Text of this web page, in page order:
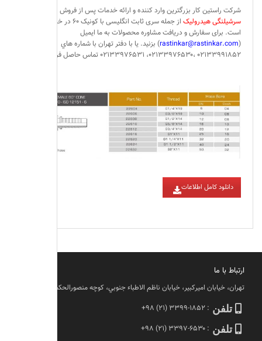
شرکت راستین کار بزرگترین وارد کننده و ارائه خدمات پس از فروش انواع
سرشیلنگی هیدرولیک
از جمله سری ثابت انگلیسی با کونیک ۶۰ در خاورمیانه
است. برای سفارش و دریافت مشاوره محصولات به ما ایمیل
(
rastinkar@rastinkar.com) بزنید. یا با دفتر تهران با شماره هاي
۰۲۱۳۳۹۹۱۸۵۲ ،۰۲۱۳۳۹۷۶۵۳۰، ۰۲۱۳۳۹۷۶۵۳۱ تماس حاصل فرمایید.
دانلود کامل اطلاعات
ارتباط با ما
تهران، خيابان اميركبير، خيابان ناظم الاطباء جنوبي، كوچه منصورالحكما، پلاك ١١
تلفن : +۹۸ (۲۱) ۳۳۹۹-۱۸۵۲
تلفن : +۹۸ (۲۱) ۳۳۹۷-۶۵۳۰